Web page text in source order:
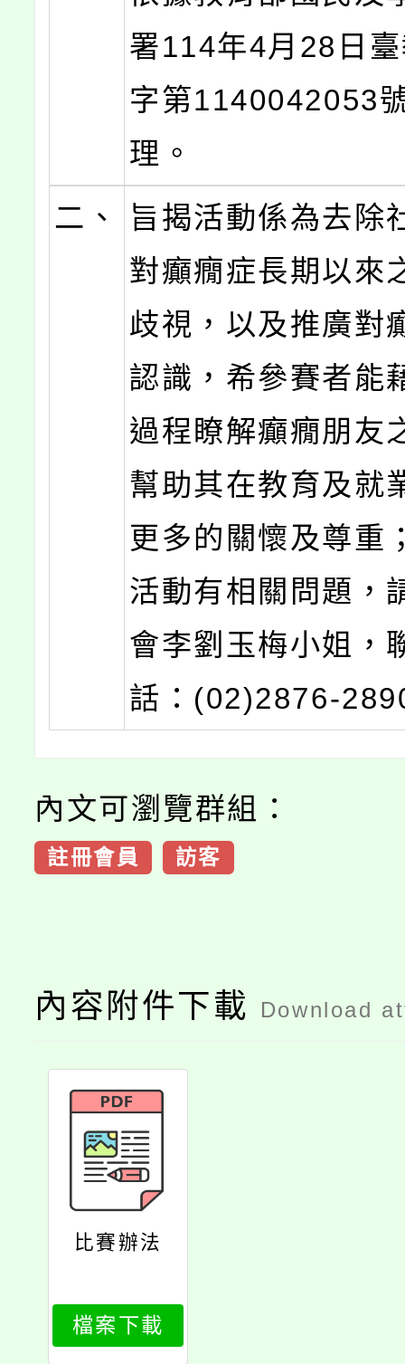
署114年4月28日
字第1140042053
理。
二、
旨揭活動係為去除
對癲癇症長期以來
歧視，以及推廣對
認識，希參賽者能
過程瞭解癲癇朋友
幫助其在教育及就
更多的關懷及尊重
活動有相關問題，
會李劉玉梅小姐，
話：(02)2876-
內文可瀏覽群組：
註冊會員 訪客
內容附件下載 Download
比賽辦法
檔案下載